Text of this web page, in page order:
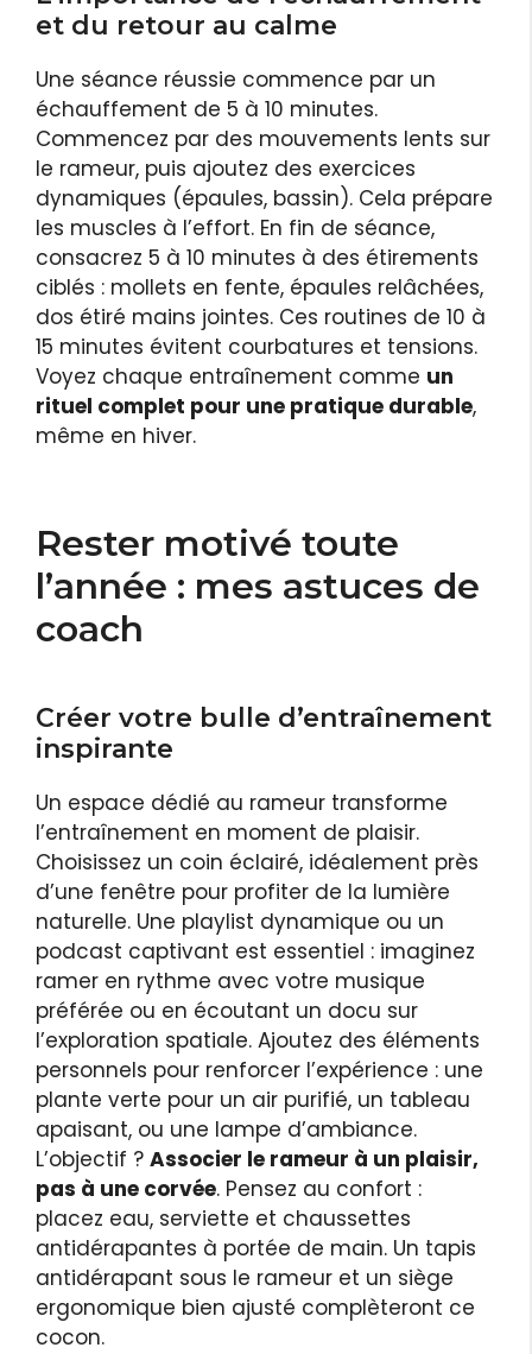
et du retour au calme
Une séance réussie commence par un
échauffement de 5 à 10 minutes.
Commencez par des mouvements lents sur
le rameur, puis ajoutez des exercices
dynamiques (épaules, bassin). Cela prépare
les muscles à l’effort. En fin de séance,
consacrez 5 à 10 minutes à des étirements
ciblés : mollets en fente, épaules relâchées,
dos étiré mains jointes. Ces routines de 10 à
15 minutes évitent courbatures et tensions.
Voyez chaque entraînement comme un
rituel complet pour une pratique durable,
même en hiver.
Rester motivé toute
l’année : mes astuces de
coach
Créer votre bulle d’entraînement
inspirante
Un espace dédié au rameur transforme
l’entraînement en moment de plaisir.
Choisissez un coin éclairé, idéalement près
d’une fenêtre pour profiter de la lumière
naturelle. Une playlist dynamique ou un
podcast captivant est essentiel : imaginez
ramer en rythme avec votre musique
préférée ou en écoutant un docu sur
l’exploration spatiale. Ajoutez des éléments
personnels pour renforcer l’expérience : une
plante verte pour un air purifié, un tableau
apaisant, ou une lampe d’ambiance.
L’objectif ? Associer le rameur à un plaisir,
pas à une corvée. Pensez au confort :
placez eau, serviette et chaussettes
antidérapantes à portée de main. Un tapis
antidérapant sous le rameur et un siège
ergonomique bien ajusté complèteront ce
cocon.